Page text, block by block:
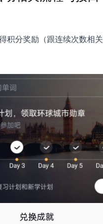
积分奖励（跟连续次数相